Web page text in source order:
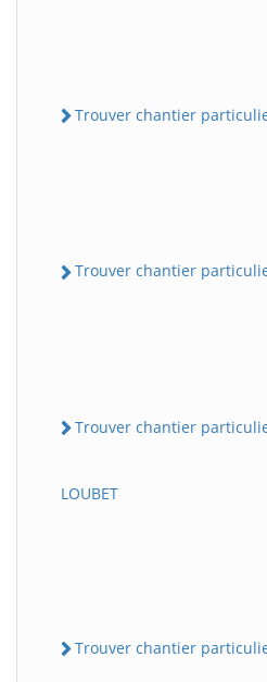
Trouver chantier
Trouver chantier
Trouver chantier
LOUBET
Trouver chantier